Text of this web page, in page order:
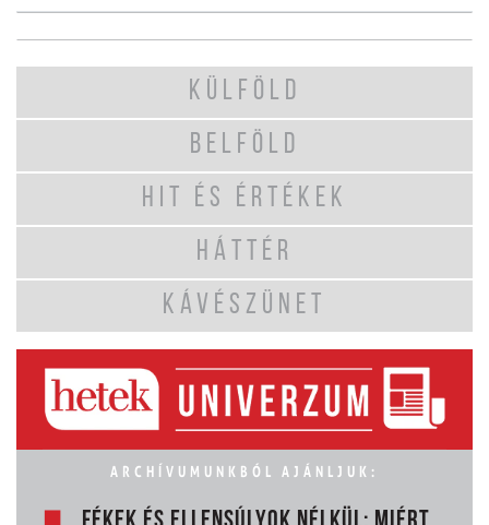
KÜLFÖLD
BELFÖLD
HIT ÉS ÉRTÉKEK
HÁTTÉR
KÁVÉSZÜNET
ARCHÍVUMUNKBÓL AJÁNLJUK: